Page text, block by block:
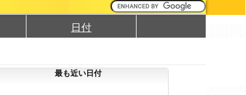
日付
最も近い日付